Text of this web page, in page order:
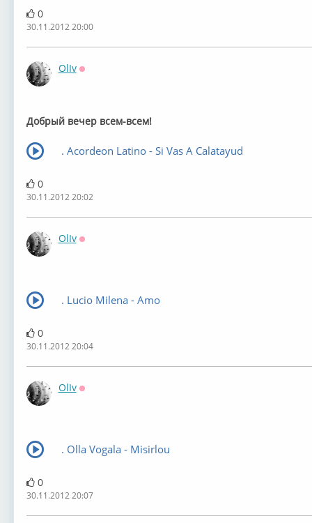
0
30.11.2012 20:00
OlIv
Добрый вечер всем-всем!
. Acordeon Latino - Si Vas A Calatayud
0
30.11.2012 20:02
OlIv
. Lucio Milena - Amo
0
30.11.2012 20:04
OlIv
. Olla Vogala - Misirlou
0
30.11.2012 20:07